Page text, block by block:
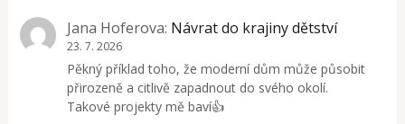
Jana Hoferova: Návrat do krajiny dětství
23. 7. 2026
Pěkný příklad toho, že moderní dům může působit
přirozeně a citlivě zapadnout do svého okolí.
Takové projekty mě baví👍